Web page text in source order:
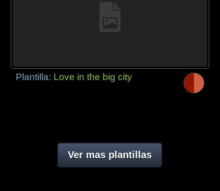
Plantilla: Love in the big city
Ver mas plantillas